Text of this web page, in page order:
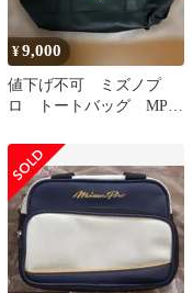
¥9,000
値下げ不可 ミズノプ
ロ トートバッグ MPト